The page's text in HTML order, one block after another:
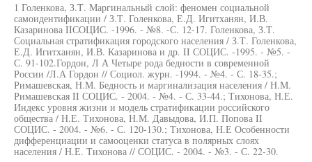
1 Голенкова, З.Т. Маргинальный слой: феномен социальной
самоидентификации / З.Т. Голенкова, Е.Д. Игитханян, И.В.
Казаринова IIСОЦИС. -1996. - №8. -С. 12-17. Голенкова, З.Т.
Социальная стратификация городского населения / З.Т. Голенкова,
Е.Д. Игитханян, И.В. Казаринова и др. II СОЦИС. -1995. - №5. -
С. 91-102.Гордон, Л А Четыре рода бедности в современной
России /Л.А Гордон // Социол. журн. -1994. - №4. - С. 18-35.;
Римашевская, Н.М. Бедность и маргинализация населения / Н.М.
Римашевская II СОЦИС. - 2004. - №4. - С. 33-44.; Тихонова, Н.Е.
Индекс уровня жизни и модель стратификации российского
общества / Н.Е. Тихонова, Н.М. Давыдова, И.П. Попова II
СОЦИС. - 2004. - №6. - С. 120-130.; Тихонова, Н.Е Особенности
дифференциации и самооценки статуса в полярных слоях
населения / Н.Е. Тихонова // СОЦИС. - 2004. - №3. - С. 22-30.